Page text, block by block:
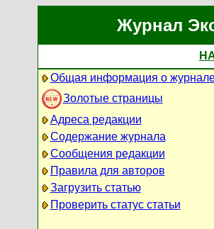
Журнал
Общая информация о
Золотые страницы
Адреса редакции
Содержание журнала
Сообщения редакции
Правила для авторов
Загрузить статью
Проверить статус статьи